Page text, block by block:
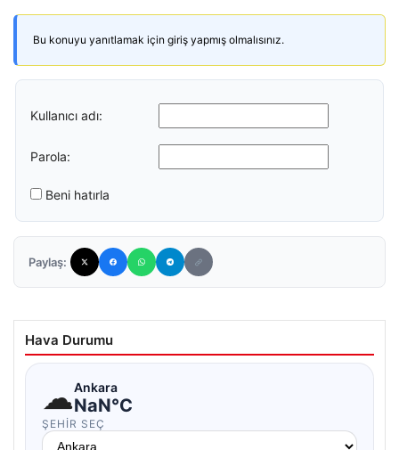
Bu konuyu yanıtlamak için giriş yapmış olmalısınız.
Kullanıcı adı:
Parola:
Beni hatırla
Paylaş:
Hava Durumu
☁Ankara
NaN°C
ŞEHIR SEÇ